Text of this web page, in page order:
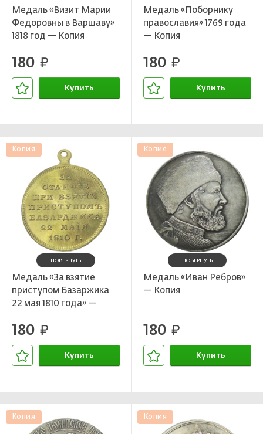
Медаль «Визит Марии
Федоровны в Варшаву»
1818 год — Копия
180 руб.
Купить
Медаль «Поборнику
православия» 1769 года
— Копия
180 руб.
Купить
Копия
ПОВЕРНУТЬ
Медаль «За взятие
приступом Базаржика
22 мая 1810 года» —
180 руб.
Купить
Копия
ПОВЕРНУТЬ
Медаль «Иван Ребров»
— Копия
180 руб.
Купить
Копия Копия